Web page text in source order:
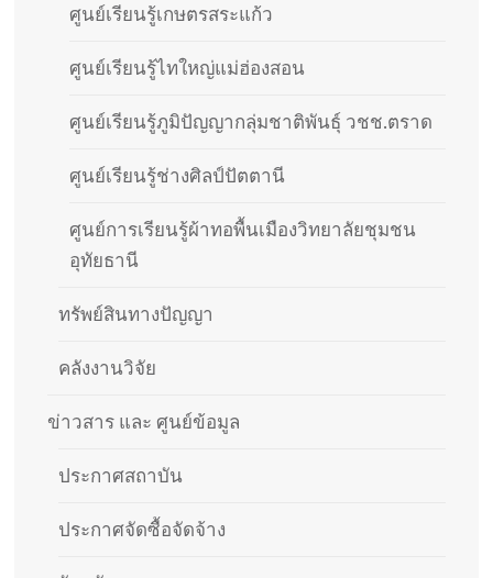
ศูนย์เรียนรู้เกษตรสระแก้ว
ศูนย์เรียนรู้ไทใหญ่แม่ฮ่องสอน
ศูนย์เรียนรู้ภูมิปัญญากลุ่มชาติพันธุ์ วชช.ตราด
ศูนย์เรียนรู้ช่างศิลป์ปัตตานี
ศูนย์การเรียนรู้ผ้าทอพื้นเมืองวิทยาลัยชุมชน
อุทัยธานี
ทรัพย์สินทางปัญญา
คลังงานวิจัย
ข่าวสาร และ ศูนย์ข้อมูล
ประกาศสถาบัน
ประกาศจัดซื้อจัดจ้าง